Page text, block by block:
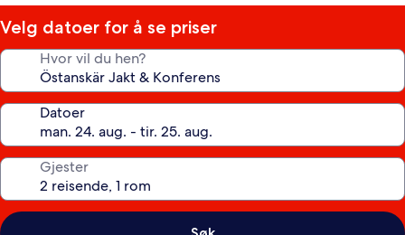
stjerner
Velg datoer for å se priser
Hvor vil du hen?
Datoer
Gjester